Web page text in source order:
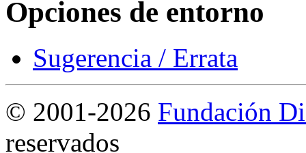
Opciones de entorno
Sugerencia / Errata
© 2001-2026 Fundación
reservados